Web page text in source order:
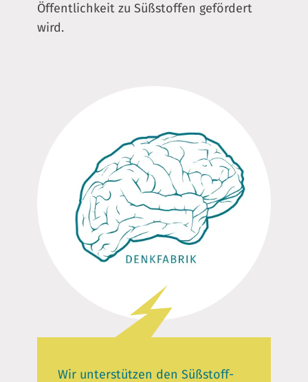
Öffentlichkeit zu Süßstoffen gefördert
wird.
Wir unterstützen den Süßstoff-